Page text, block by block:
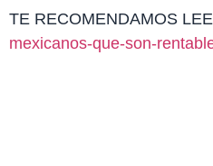
TE RECOMENDAMOS
mexicanos-que-son-